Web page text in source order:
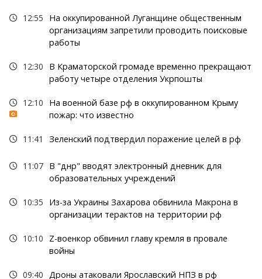
12:55
На оккупированной Луганщине общественным
организациям запретили проводить поисковые
работы
12:30
В Краматорской громаде временно прекращают
работу четыре отделения Укрпошты
12:10
На военной базе рф в оккупированном Крыму
пожар: что известно
11:41 Зеленский подтвердил поражение целей в рф
11:07 В "днр" вводят электронный дневник для
образовательных учреждений
10:35
Из-за Украины Захарова обвинила Макрона в
организации терактов на территории рф
10:10
Z-военкор обвинил главу кремля в провале
войны
09:40 Дроны атаковали Ярославский НПЗ в рф